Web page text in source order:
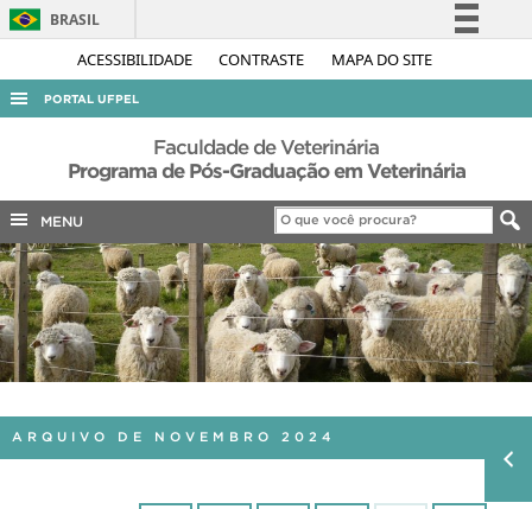
ACESSIBILIDADE CONTRASTE MAPA DO SITE
BRASIL
Simplifique!
Acesso à informação
Legislação
Canais
PORTAL UFPEL
ACESSO À INFORMAÇÃO
AUDITORIA
COBALTO
CONCURSOS
EDITAIS
INTERNACIONAL
OUVIDORIA
TELEFONES
Faculdade de Veterinária
Programa de Pós-Graduação em Veterinária
MENU
ARQUIVO DE NOVEMBRO 2024